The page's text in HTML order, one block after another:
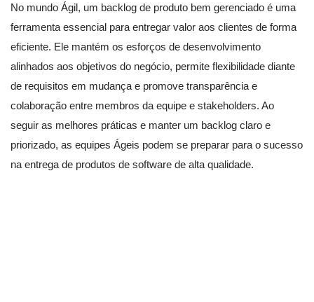
No mundo Ágil, um backlog de produto bem gerenciado é uma
ferramenta essencial para entregar valor aos clientes de forma
eficiente. Ele mantém os esforços de desenvolvimento
alinhados aos objetivos do negócio, permite flexibilidade diante
de requisitos em mudança e promove transparência e
colaboração entre membros da equipe e stakeholders. Ao
seguir as melhores práticas e manter um backlog claro e
priorizado, as equipes Ágeis podem se preparar para o sucesso
na entrega de produtos de software de alta qualidade.